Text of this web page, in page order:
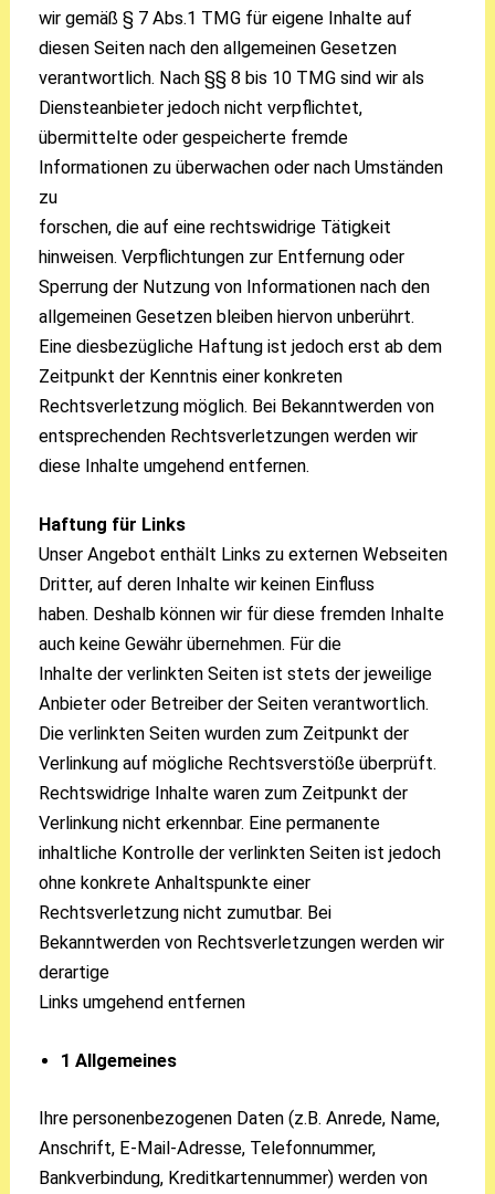
wir gemäß § 7 Abs.1 TMG für eigene Inhalte auf
diesen Seiten nach den allgemeinen Gesetzen
verantwortlich. Nach §§ 8 bis 10 TMG sind wir als
Diensteanbieter jedoch nicht verpflichtet,
übermittelte oder gespeicherte fremde
Informationen zu überwachen oder nach Umständen
zu
forschen, die auf eine rechtswidrige Tätigkeit
hinweisen. Verpflichtungen zur Entfernung oder
Sperrung der Nutzung von Informationen nach den
allgemeinen Gesetzen bleiben hiervon unberührt.
Eine diesbezügliche Haftung ist jedoch erst ab dem
Zeitpunkt der Kenntnis einer konkreten
Rechtsverletzung möglich. Bei Bekanntwerden von
entsprechenden Rechtsverletzungen werden wir
diese Inhalte umgehend entfernen.
Haftung für Links
Unser Angebot enthält Links zu externen Webseiten
Dritter, auf deren Inhalte wir keinen Einfluss
haben. Deshalb können wir für diese fremden Inhalte
auch keine Gewähr übernehmen. Für die
Inhalte der verlinkten Seiten ist stets der jeweilige
Anbieter oder Betreiber der Seiten verantwortlich.
Die verlinkten Seiten wurden zum Zeitpunkt der
Verlinkung auf mögliche Rechtsverstöße überprüft.
Rechtswidrige Inhalte waren zum Zeitpunkt der
Verlinkung nicht erkennbar. Eine permanente
inhaltliche Kontrolle der verlinkten Seiten ist jedoch
ohne konkrete Anhaltspunkte einer
Rechtsverletzung nicht zumutbar. Bei
Bekanntwerden von Rechtsverletzungen werden wir
derartige
Links umgehend entfernen
1 Allgemeines
Ihre personenbezogenen Daten (z.B. Anrede, Name,
Anschrift, E-Mail-Adresse, Telefonnummer,
Bankverbindung, Kreditkartennummer) werden von